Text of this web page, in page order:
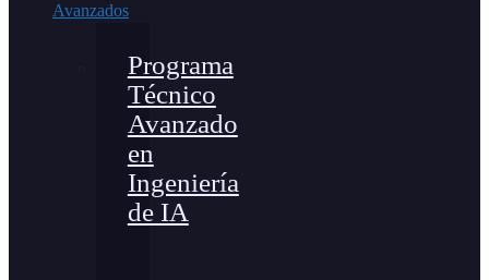
Avanzados
Programa
Técnico
Avanzado
en
Ingeniería
de IA